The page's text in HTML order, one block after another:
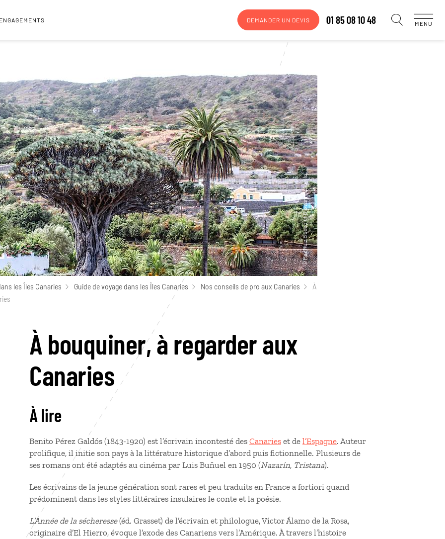
DEMANDER UN DEVIS 01 85 08 10 48 MENU
les Îles Canaries Guide de voyage dans les Îles Canaries Nos conseils de pro aux Canaries
À
À bouquiner, à regarder aux
Canaries
À lire
Benito Pérez Galdós (1843-1920) est l’écrivain incontesté des Canaries et de l’Espagne. Auteur
prolifique, il initie son pays à la littérature historique d’abord puis fictionnelle. Plusieurs de
ses romans ont été adaptés au cinéma par Luis Buñuel en 1950 (Nazarín, Tristana).
Les écrivains de la jeune génération sont rares et peu traduits en France a fortiori quand
prédominent dans les styles littéraires insulaires le conte et la poésie.
L’Année de la sécheresse(éd. Grasset) de l’écrivain et philologue, Víctor Álamo de la Rosa,
originaire d’El Hierro, évoque l’exode des Canariens vers l’Amérique. À travers l’histoire